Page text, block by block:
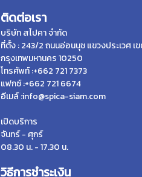
ติดต่อเรา
บริษัท สไปคา จำกัด
ที่ตั้ง : 243/2 ถนนอ่อนนุช แขวงประเวศ เ
กรุงเทพมหานคร 10250
โทรศัพท์ :+662 721 7373
แฟกซ์ :+662 721 6674
อีเมล์ :info@spica-siam.com
เปิดบริการ
จันทร์ - ศุกร์
08.30 น. - 17.30 น.
วิธีการชำระเงิน